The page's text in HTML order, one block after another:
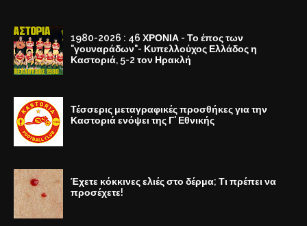
1980-2026 : 46 ΧΡΟΝΙΑ - Το έπος των
"γουναράδων"- Κυπελλούχος Ελλάδος η
Καστοριά, 5-2 τον Ηρακλή
Τέσσερις μεταγραφικές προσθήκες για την
Καστοριά ενόψει της Γ' Εθνικής
Έχετε κόκκινες ελιές στο δέρμα; Τι πρέπει να
προσέχετε!